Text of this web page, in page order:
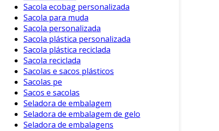
Sacola ecobag personalizada
Sacola para muda
Sacola personalizada
Sacola plástica personalizada
Sacola plástica reciclada
Sacola reciclada
Sacolas e sacos plásticos
Sacolas pe
Sacos e sacolas
Seladora de embalagem
Seladora de embalagem de gelo
Seladora de embalagens